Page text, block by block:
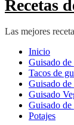
Recetas
Las mejores
Inicio
Guisado
Tacos de
Guisado de
Guisado
Guisado de
Potajes